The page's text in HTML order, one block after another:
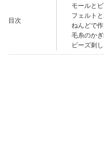
目次
モールと
フェルト
ねんどで
毛糸のか
ビーズ刺